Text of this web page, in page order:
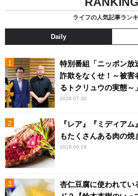
ライフの人気記事ラン
Daily
特別番組「ニッポン
詐欺をなくせ！～被害
るトクリュウの実態～
2026.07.30
『レア』『ミディア
もたくさんある肉の焼
2018.09.19
杏仁豆腐に使われてい